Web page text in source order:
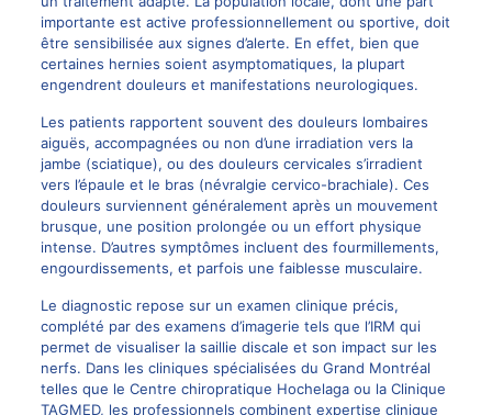
importante est active professionnellement ou sportive, doit
être sensibilisée aux signes d’alerte. En effet, bien que
certaines hernies soient asymptomatiques, la plupart
engendrent douleurs et manifestations neurologiques.
Les patients rapportent souvent des douleurs lombaires
aiguës, accompagnées ou non d’une irradiation vers la
jambe (sciatique), ou des douleurs cervicales s’irradient
vers l’épaule et le bras (névralgie cervico-brachiale). Ces
douleurs surviennent généralement après un mouvement
brusque, une position prolongée ou un effort physique
intense. D’autres symptômes incluent des fourmillements,
engourdissements, et parfois une faiblesse musculaire.
Le diagnostic repose sur un examen clinique précis,
complété par des examens d’imagerie tels que l’IRM qui
permet de visualiser la saillie discale et son impact sur les
nerfs. Dans les cliniques spécialisées du Grand Montréal
telles que le Centre chiropratique Hochelagaou la Clinique
TAGMED, les professionnels combinent expertise clinique